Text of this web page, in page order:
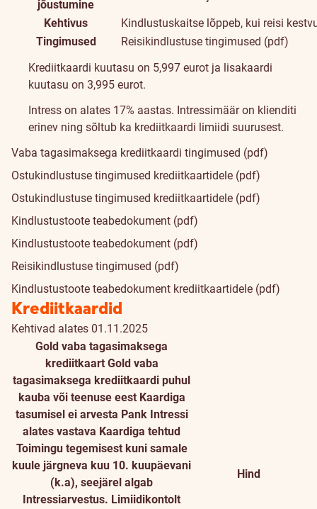
jõustumine
Kehtivus
Kindlustuskaitse lõppeb, kui reisi
Tingimused
Reisikindlustuse tingimused (pdf)
Hinnad
tingimused
Krediitkaardi kuutasu on 5,997 eurot ja lisakaardi
kuutasu on 3,995 eurot.
Intress on alates 17% aastas. Intressimäär on klienditi
erinev ning sõltub ka krediitkaardi limiidi suurusest.
Vaba tagasimaksega krediitkaardi tingimused (pdf)
Ostukindlustuse tingimused krediitkaartidele (pdf)
Ostukindlustuse tingimused krediitkaartidele (pdf)
Kindlustustoote teabedokument (pdf)
Kindlustustoote teabedokument (pdf)
Reisikindlustuse tingimused (pdf)
Kindlustustoote teabedokument krediitkaartidele (pdf)
Krediitkaardid
Kehtivad alates 01.11.2025
Gold vaba tagasimaksega
krediitkaart Gold vaba
tagasimaksega krediitkaardi puhul
kauba või teenuse eest Kaardiga
tasumisel ei arvesta Pank Intressi
alates vastava Kaardiga tehtud
Toimingu tegemisest kuni samale
kuule järgneva kuu 10. kuupäevani
(k.a), seejärel algab
Intressiarvestus. Limiidikontolt
Hind